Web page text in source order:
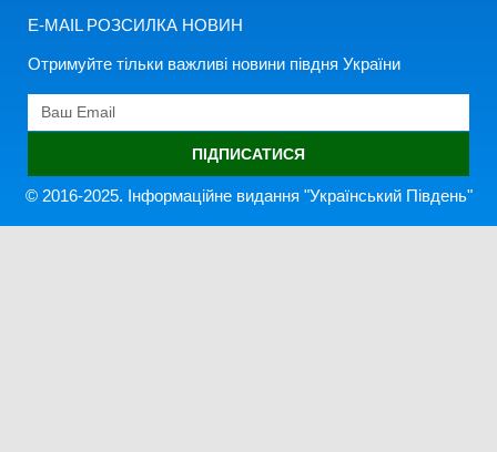
E-MAIL РОЗСИЛКА НОВИН
Отримуйте тільки важливі новини півдня України
ПІДПИСАТИСЯ
© 2016-2025. Інформаційне видання "Український Південь"